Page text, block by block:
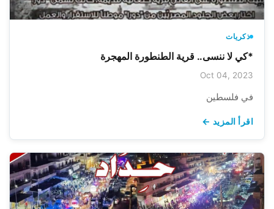
ذكريات
*كي لا ننسى.. قرية الطنطورة المهجرة
Oct 04, 2023
في فلسطين
اقرأ المزيد ←